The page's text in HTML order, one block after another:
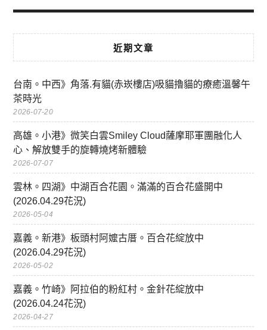
近期文章
台南。中西》角落.有貓(赤崁樓店)吸貓擼貓的療癒溫馨午
茶時光
2026-07-20
高雄。小港》微笑白雲Smiley Cloud薩摩耶軍團融化人
心、解放雙手的旋轉燒烤新體驗
2026-07-07
雲林。四湖》中湖百合花園。滿滿的百合花盛開中
(2026.04.29花況)
2026-05-04
嘉義。新港》板頭村阿嬤古厝。百合花綻放中
(2026.04.29花況)
2026-05-02
嘉義。竹崎》阿拉伯的粉紅村。金針花綻放中
(2026.04.24花況)
2026-04-27